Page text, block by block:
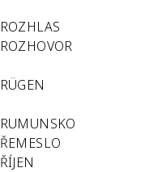
ROZHLAS
ROZHOVOR
RÜGEN
RUMUNSKO
ŘEMESLO
ŘÍJEN